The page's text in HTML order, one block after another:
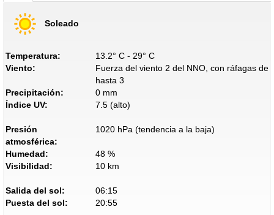
Soleado
Temperatura:
13.2° C - 29° C
Viento:
Fuerza del viento 2 del NNO, con ráfagas de
hasta 3
Precipitación:
0 mm
Índice UV:
7.5 (alto)
Presión
atmosférica:
1020 hPa (tendencia a la baja)
Humedad:
48 %
Visibilidad:
10 km
Salida del sol:
06:15
Puesta del sol:
20:55